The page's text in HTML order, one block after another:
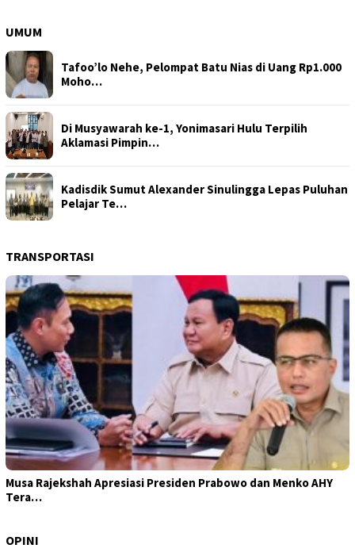
UMUM
Tafoo’lo Nehe, Pelompat Batu Nias di Uang Rp1.000
Moho…
Di Musyawarah ke-1, Yonimasari Hulu Terpilih
Aklamasi Pimpin…
Kadisdik Sumut Alexander Sinulingga Lepas Puluhan
Pelajar Te…
TRANSPORTASI
Musa Rajekshah Apresiasi Presiden Prabowo dan Menko AHY
Tera…
OPINI